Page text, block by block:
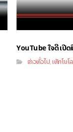
YouTube ໃຈດີ ເປີ
ຂ່າວທົ່ວໄປ ,ເທັກໂນໂ